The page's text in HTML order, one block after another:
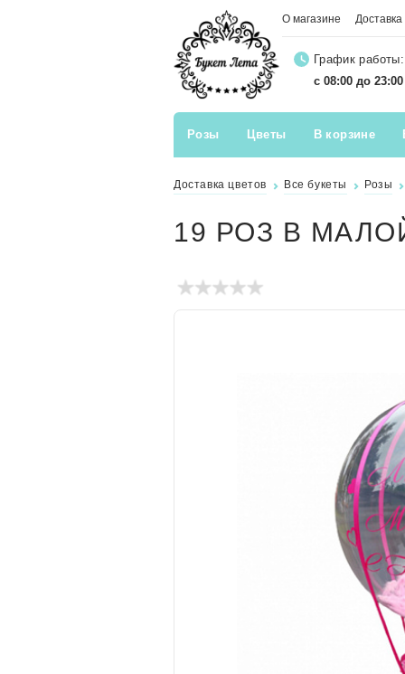
О магазине Доставка
График работы:
с 08:00 до
Розы Цветы В корзине
Доставка цветов Все букеты Розы
19 РОЗ В